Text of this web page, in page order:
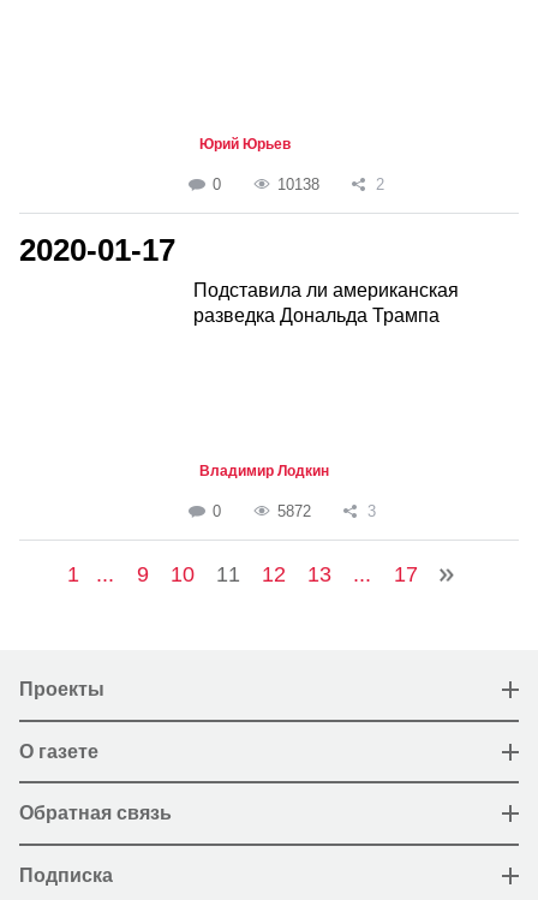
Юрий Юрьев
0 10138 2
2020-01-17
Подставила ли американская
разведка Дональда Трампа
Владимир Лодкин
0 5872 3
1 ... 9 10 11 12 13 ... 17
Проекты
О газете
Обратная связь
Подписка